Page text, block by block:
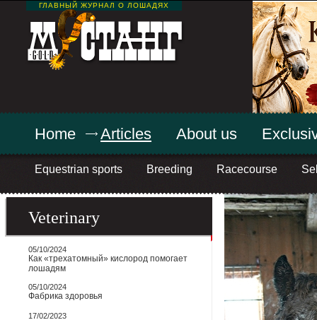
ГЛАВНЫЙ ЖУРНАЛ О ЛОШАДЯХ
Home Articles
Equestrian sports Breeding Racecourse
About us
Veterinary
05/10/2024
Как «трехатомный» кислород помогает
лошадям
05/10/2024
Фабрика здоровья
17/02/2023